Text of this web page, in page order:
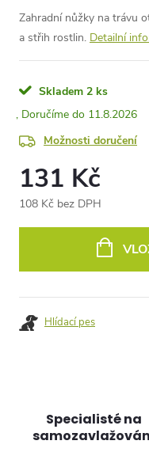
Zahradní nůžky na trávu
a střih rostlin. Detailní
Skladem 2 ks
11.8.2026
Možnosti doručení
131 Kč
108 Kč bez DPH
Hlídací pes
Specialisté na